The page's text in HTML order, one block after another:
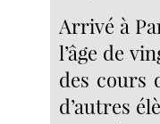
Arrivé à
l’âge de
des cours
d’autres